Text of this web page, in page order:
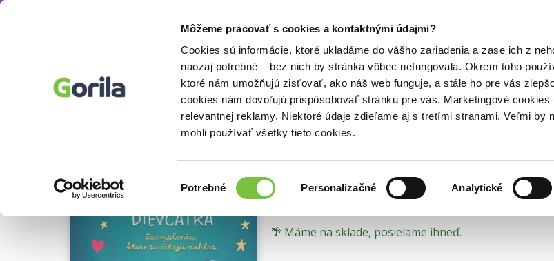
Môžeme pracovať s cookies a kontaktnými údajmi?
Cookies sú informácie, ktoré ukladáme do vášho zariadenia a zase ich z
naozaj potrebné – bez nich by stránka vôbec nefungovala. Okrem toho
ktoré nám umožňujú zisťovať, ako náš web funguje, a stále ho pre vás
cookies nám dovoľujú prispôsobovať stránku pre vás. Marketingové cookies
relevantnej reklamy. Niektoré údaje zdieľame aj s tretími stranami. Veľmi by
mohli používať všetky tieto cookies.
súhlasu
Potrebné Personalizačné Analytické
Doplnky
Knihy o náboženstve a ezoterike Náboženská literatúra Kresťanské knihy
Ukážka Večerné modlitby pre
Zamyslenia, ktoré sa čítajú nahlas
🌴 Máme na sklade, posielame ihneď.